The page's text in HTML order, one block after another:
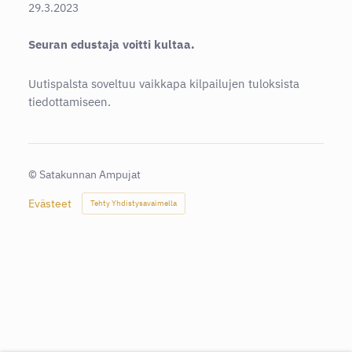
29.3.2023
Seuran edustaja voitti kultaa.
Uutispalsta soveltuu vaikkapa kilpailujen tuloksista
tiedottamiseen.
© Satakunnan Ampujat
Evästeet Tehty Yhdistysavaimella